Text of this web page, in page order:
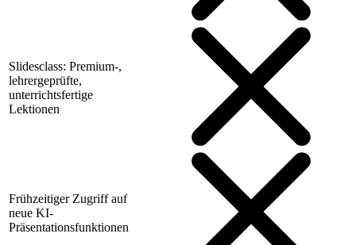
Slidesclass: Premium-,
lehrergeprüfte,
unterrichtsfertige
Lektionen
Frühzeitiger Zugriff auf
neue KI-
Präsentationsfunktionen